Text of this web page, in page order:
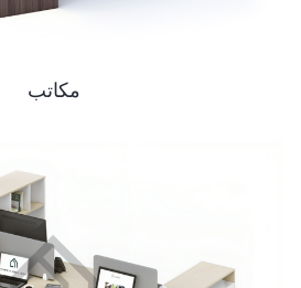
مكاتب